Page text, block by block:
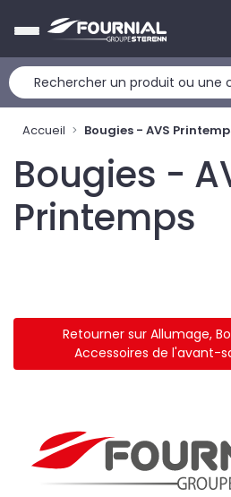
Accueil Bougies - AVS
Bougies -
Printemps
Retourner sur Allumage,
Accessoires de l'avant-